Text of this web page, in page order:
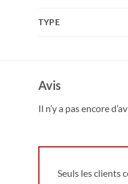
TYPE
Avis
Il n’y a pas encore
Seuls les clients